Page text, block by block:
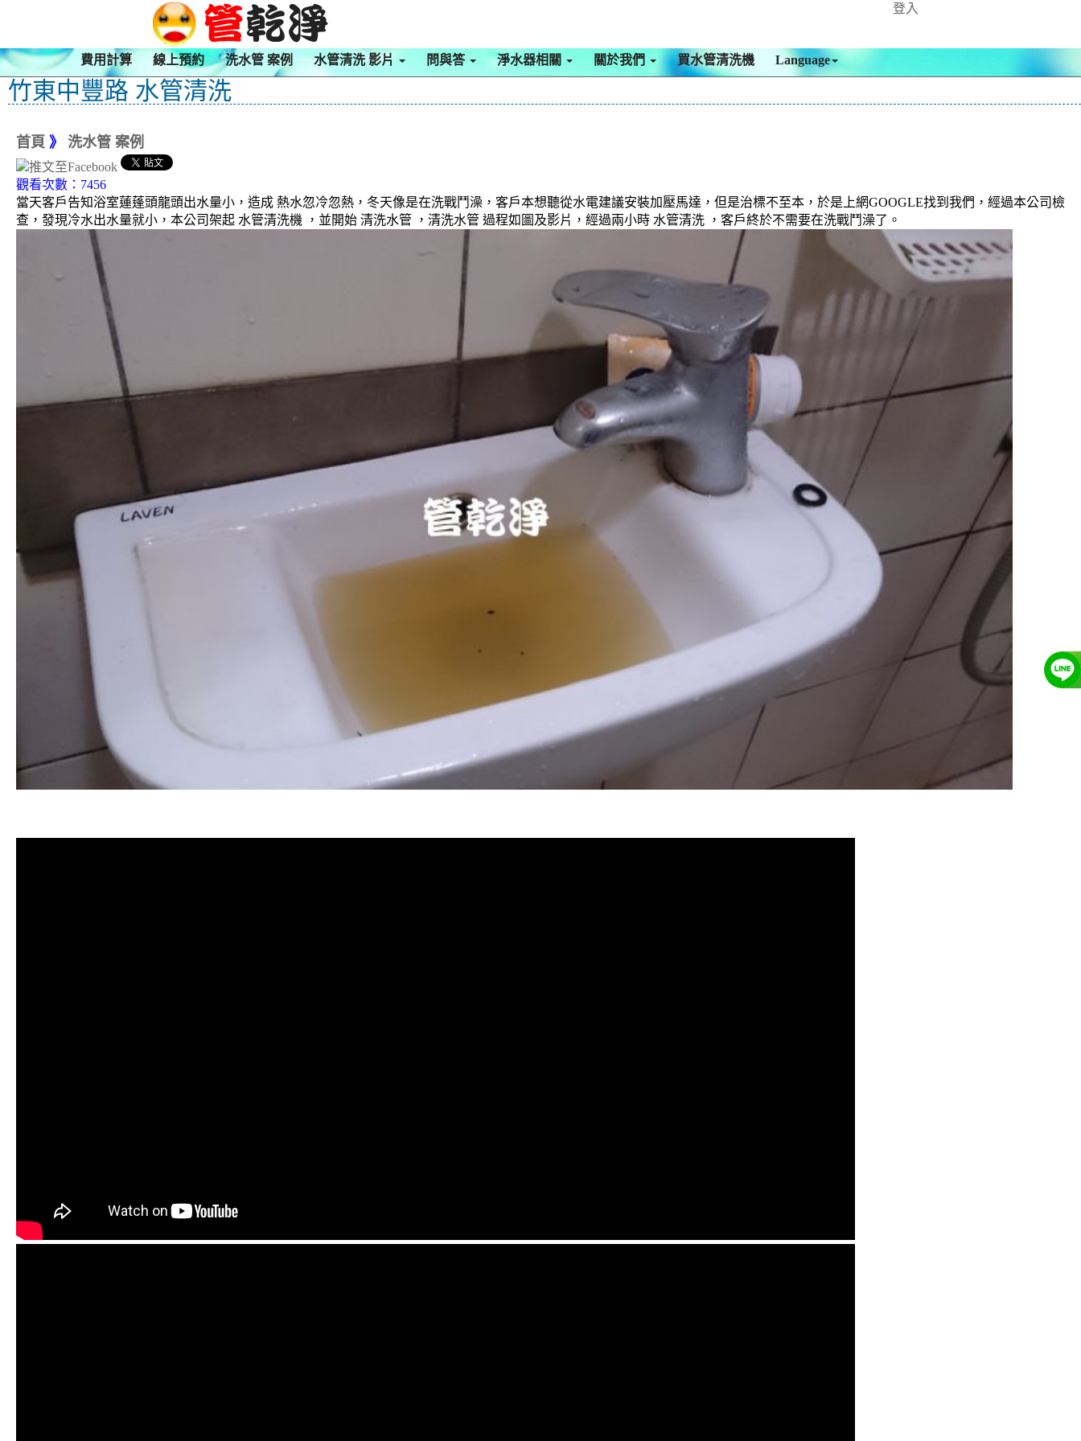
登入
費用計算 線上預約 洗水管 案例 水管清洗 影片 問與答 淨水器相關 關於我們 買水管清洗機 Language
竹東中豐路 水管清洗
首頁 》 洗水管 案例
觀看次數：7456
當天客戶告知浴室蓮蓬頭龍頭出水量小，造成 熱水忽冷忽熱，冬天像是在洗戰鬥澡，客戶本想聽從水電建議安裝加壓馬達，但是治標不至本，於是上網GOOGLE找到我們，經過本公司檢
查，發現冷水出水量就小，本公司架起 水管清洗機 ，並開始 清洗水管 ，清洗水管 過程如圖及影片，經過兩小時 水管清洗 ，客戶終於不需要在洗戰鬥澡了。